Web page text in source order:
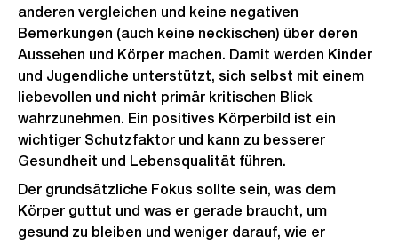
anderen vergleichen und keine negativen
Bemerkungen (auch keine neckischen) über deren
Aussehen und Körper machen. Damit werden Kinder
und Jugendliche unterstützt, sich selbst mit einem
liebevollen und nicht primär kritischen Blick
wahrzunehmen. Ein positives Körperbild ist ein
wichtiger Schutzfaktor und kann zu besserer
Gesundheit und Lebensqualität führen.
Der grundsätzliche Fokus sollte sein, was dem
Körper guttut und was er gerade braucht, um
gesund zu bleiben und weniger darauf, wie er